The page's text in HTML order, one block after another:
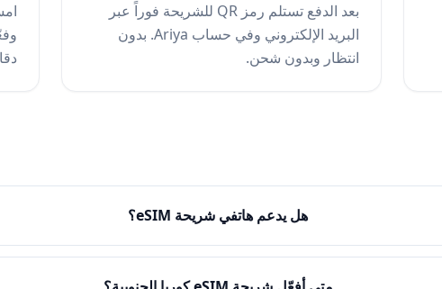
بعد الدفع تستلم رمز QR للشريحة فوراً عبر
البريد الإلكتروني وفي حساب Ariya. بدون
انتظار وبدون شحن.
هل يدعم هاتفي شريحة eSIM؟